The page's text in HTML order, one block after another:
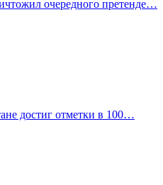
очередного претенде…
достиг отметки в 100…